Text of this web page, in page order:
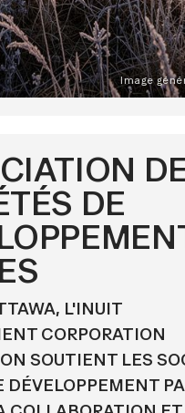
Image
DE
L'INUIT
CORPORATION
SOUTIENT LES
DÉVELOPPEMENT